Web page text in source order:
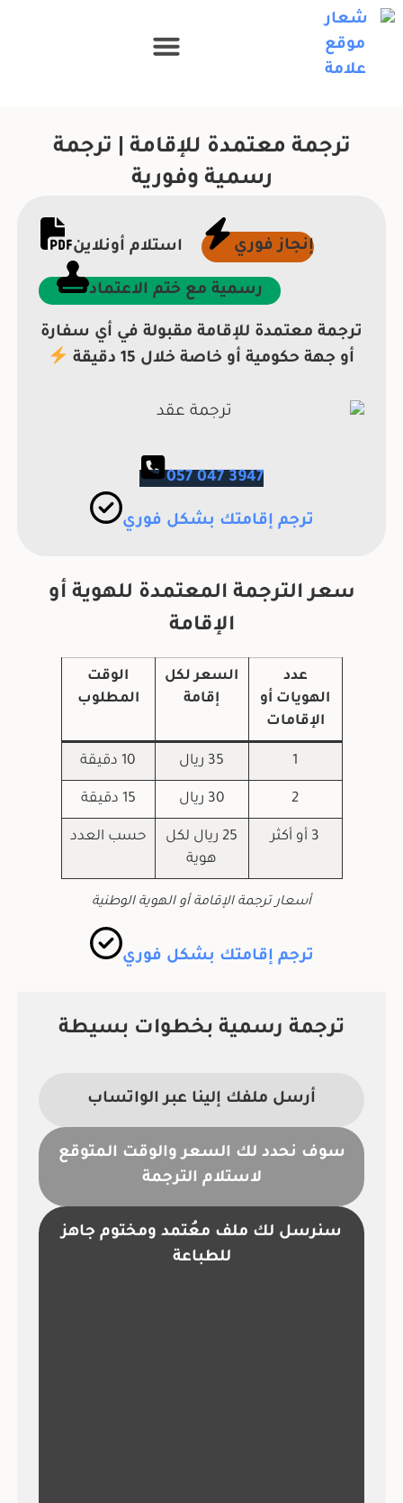
ترجمة معتمدة للإقامة | ترجمة
رسمية وفورية
استلام أونلاين إنجاز فوري
رسمية مع ختم الاعتماد
ترجمة معتمدة للإقامة مقبولة في أي سفارة
أو جهة حكومية أو خاصة خلال 15 دقيقة
057 047 3947
ترجم إقامتك بشكل فوري
سعر الترجمة المعتمدة للهوية أو
الإقامة
عدد
الهويات أو
الإقامات
السعرلكل
إقامة
الوقت
المطلوب
1 35 ريال 10 دقيقة
2 30 ريال 15 دقيقة
3 أو أكثر
25 ريال لكل
هوية
حسب العدد
أسعار ترجمة الإقامة أو الهوية الوطنية
ترجم إقامتك بشكل فوري
ترجمة رسمية بخطوات بسيطة
سنرسل لك ملف معُتمد ومختوم جاهز
للطباعة
سوف نحدد لك السعر والوقت المتوقع
لاستلام الترجمة
أرسل ملفك إلينا عبر الواتساب